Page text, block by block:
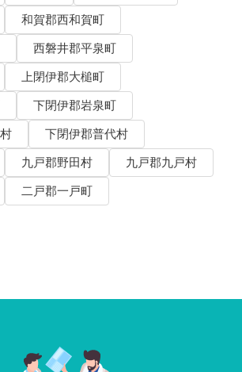
和賀郡西和賀町
西磐井郡平泉町
上閉伊郡大槌町
下閉伊郡岩泉町
下閉伊郡普代村
九戸郡野田村
九戸郡九戸村
二戸郡一戸町